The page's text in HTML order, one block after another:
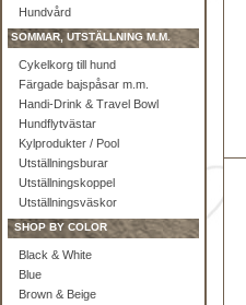
Hundvård
SOMMAR, UTSTÄLLNING M.M.
Cykelkorg till hund
Färgade bajspåsar m.m.
Handi-Drink & Travel Bowl
Hundflytvästar
Kylprodukter / Pool
Utställningsburar
Utställningskoppel
Utställningsväskor
SHOP BY COLOR
Black & White
Blue
Brown & Beige